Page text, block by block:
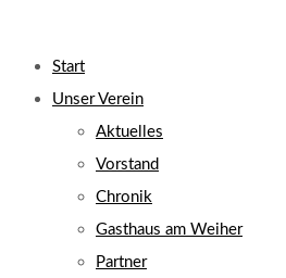
Start
Unser Verein
Aktuelles
Vorstand
Chronik
Gasthaus am Weiher
Partner